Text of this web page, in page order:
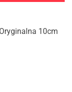
10cm